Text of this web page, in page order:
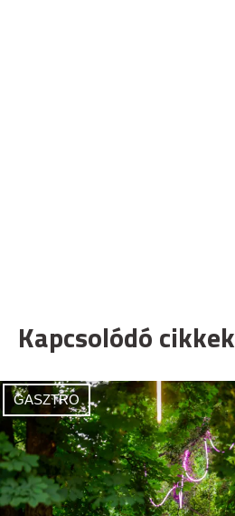
Kapcsolódó cikkek
GASZTRO